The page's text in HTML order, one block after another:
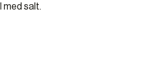
med salt.